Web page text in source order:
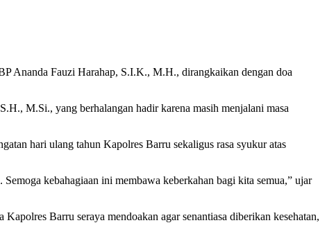
Ananda Fauzi Harahap, S.I.K., M.H., dirangkaikan dengan doa
M.Si., yang berhalangan hadir karena masih menjalani masa
hari ulang tahun Kapolres Barru sekaligus rasa syukur atas
kebahagiaan ini membawa keberkahan bagi kita semua,” ujar
Barru seraya mendoakan agar senantiasa diberikan kesehatan,